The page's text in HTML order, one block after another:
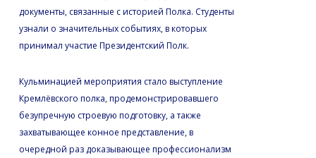
документы, связанные с историей Полка. Студенты
узнали о значительных событиях, в которых
принимал участие Президентский Полк.
Кульминацией мероприятия стало выступление
Кремлёвского полка, продемонстрировавшего
безупречную строевую подготовку, а также
захватывающее конное представление, в
очередной раз доказывающее профессионализм